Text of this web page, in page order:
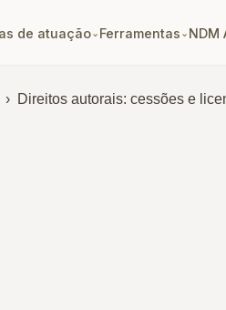
de atuação⌄ Ferramentas ⌄ NDM
› Direitos autorais: cessões e